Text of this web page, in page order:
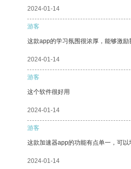
2024-01-14
游客
这款app的学习氛围很浓厚，能够激励
2024-01-14
游客
这个软件很好用
2024-01-14
游客
这款加速器app的功能有点单一，可
2024-01-14